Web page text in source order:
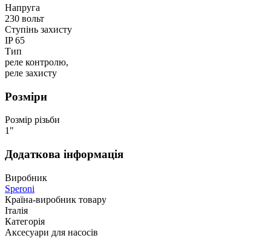
Напруга
230 вольт
Ступінь захисту
IP 65
Тип
реле контролю,
реле захисту
Розміри
Розмір різьби
1"
Додаткова інформація
Виробник
Speroni
Країна-виробник товару
Італія
Категорія
Аксесуари для насосів